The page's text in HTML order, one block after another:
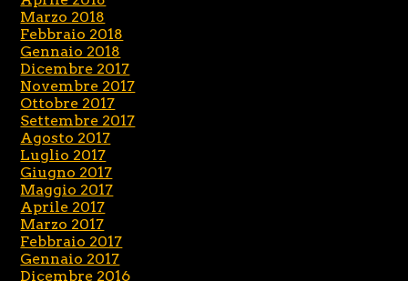
Marzo 2018
Febbraio 2018
Gennaio 2018
Dicembre 2017
Novembre 2017
Ottobre 2017
Settembre 2017
Agosto 2017
Luglio 2017
Giugno 2017
Maggio 2017
Aprile 2017
Marzo 2017
Febbraio 2017
Gennaio 2017
Dicembre 2016